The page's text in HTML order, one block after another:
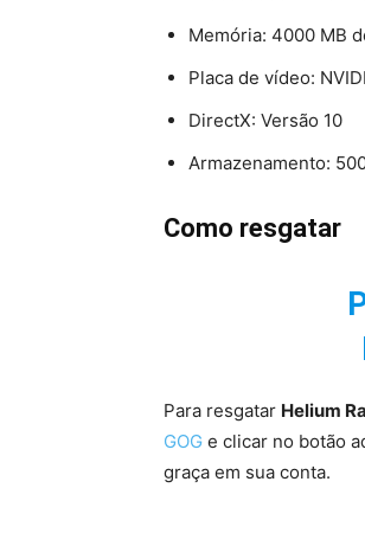
Memória: 4000 MB
Placa de vídeo:
DirectX: Versão 10
Armazenamento:
Como resgatar
Para resgatar Helium
GOG e clicar no botão
graça em sua conta.